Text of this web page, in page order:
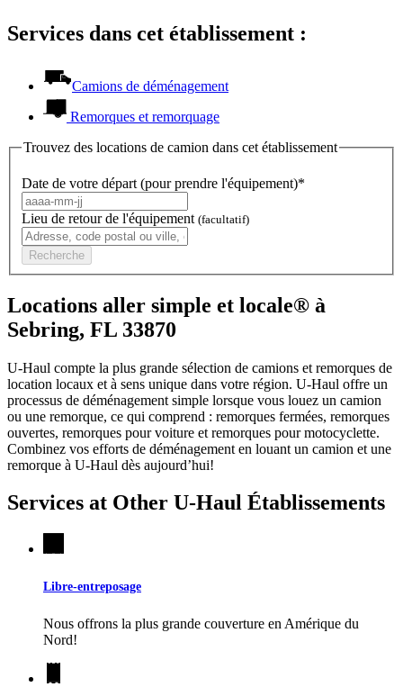
Services dans cet établissement :
Camions de déménagement
Remorques et remorquage
Trouvez des locations de camion dans cet établissement
Date de votre départ (pour prendre l'équipement)*
Lieu de retour de l'équipement (facultatif)
Recherche
Locations aller simple et locale® à
Sebring, FL 33870
U-Haul compte la plus grande sélection de camions et remorques de
location locaux et à sens unique dans votre région. U-Haul offre un
processus de déménagement simple lorsque vous louez un camion
ou une remorque, ce qui comprend : remorques fermées, remorques
ouvertes, remorques pour voiture et remorques pour motocyclette.
Combinez vos efforts de déménagement en louant un camion et une
remorque à U-Haul dès aujourd’hui!
Services at Other U-Haul Établissements
Libre-entreposage
Nous offrons la plus grande couverture en Amérique du
Nord!